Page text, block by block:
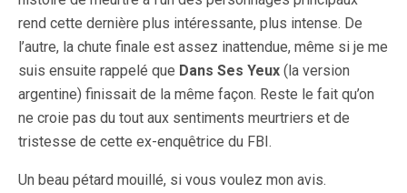
rend cette dernière plus intéressante, plus intense. De
l’autre, la chute finale est assez inattendue, même si je me
suis ensuite rappelé que Dans Ses Yeux (la version
argentine) finissait de la même façon. Reste le fait qu’on
ne croie pas du tout aux sentiments meurtriers et de
tristesse de cette ex-enquêtrice du FBI.
Un beau pétard mouillé, si vous voulez mon avis.